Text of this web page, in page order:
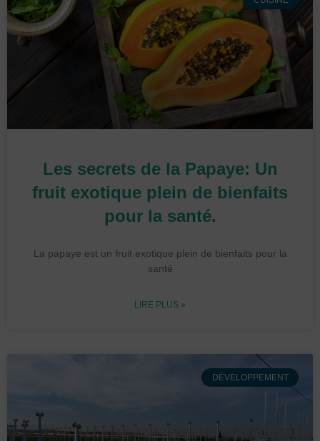
Les secrets de la Papaye: Un
fruit exotique plein de bienfaits
pour la santé.
La papaye est un fruit exotique plein de bienfaits pour la
santé
LIRE PLUS »
DÉVELOPPEMENT